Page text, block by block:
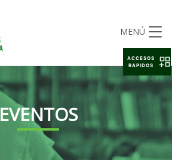
MENÚ
EVENTOS
ACCESOS
RAPIDOS